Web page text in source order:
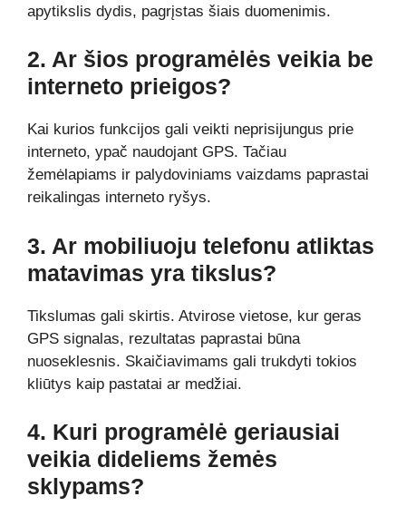
apytikslis dydis, pagrįstas šiais duomenimis.
2. Ar šios programėlės veikia be
interneto prieigos?
Kai kurios funkcijos gali veikti neprisijungus prie
interneto, ypač naudojant GPS. Tačiau
žemėlapiams ir palydoviniams vaizdams paprastai
reikalingas interneto ryšys.
3. Ar mobiliuoju telefonu atliktas
matavimas yra tikslus?
Tikslumas gali skirtis. Atvirose vietose, kur geras
GPS signalas, rezultatas paprastai būna
nuoseklesnis. Skaičiavimams gali trukdyti tokios
kliūtys kaip pastatai ar medžiai.
4. Kuri programėlė geriausiai
veikia dideliems žemės
sklypams?